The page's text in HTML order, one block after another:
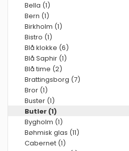
Bella (1)
Bern (1)
Birkholm (1)
Bistro (1)
Blå klokke (6)
Blå Saphir (1)
Blå time (2)
Brattingsborg (7)
Bror (1)
Buster (1)
Butler (1)
Bygholm (1)
Bøhmisk glas (11)
Cabernet (1)